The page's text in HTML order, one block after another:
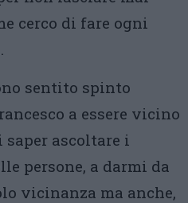
cerco di fare ogni
sentito spinto
a essere vicino
saper ascoltare i
persone, a darmi da
vicinanza ma anche,